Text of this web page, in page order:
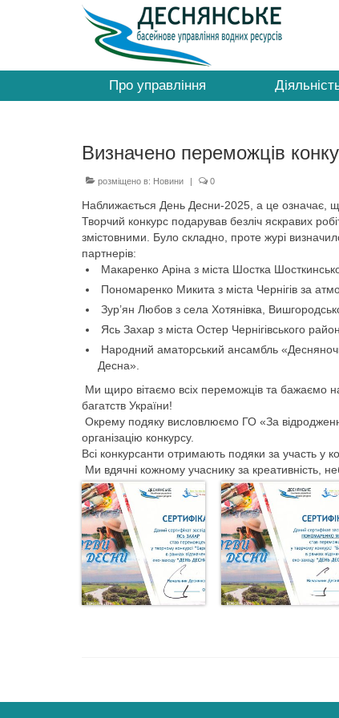
Про управління
Визначено переможців
розміщено в: Новини | 0
Наближається День Десни-2025, а це означає,
Творчий конкурс подарував безліч яскравих
змістовними. Було складно, проте журі
партнерів:
Макаренко Аріна з міста Шостка
Пономаренко Микита з міста Чернігів за
Зур’ян Любов з села Хотянівка,
Ясь Захар з міста Остер Чернігівського
Народний аматорський ансамбль
Десна».
Ми щиро вітаємо всіх переможців та бажаємо
багатств України!
Окрему подяку висловлюємо ГО «За
організацію конкурсу.
Всі конкурсанти отримають подяки за участь у
Ми вдячні кожному учаснику за креативність,